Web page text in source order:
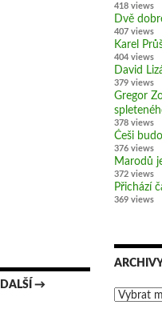
DALŠÍ →
418 views
Dvě
407 views
Karel
404 views
David
379 views
Gregor
378 views
Češi
376 views
Marodů
372 views
Přichází
369 views
Archivy